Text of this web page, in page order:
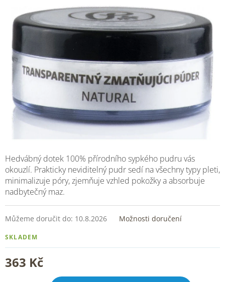
363 Kč
SKLADEM
Můžeme doručit do: 10.8.2026 Možnosti doručení
Hedvábný dotek 100% přírodního sypkého pudru vás
okouzlí. Prakticky neviditelný pudr sedí na všechny typy pleti,
minimalizuje póry, zjemňuje vzhled pokožky a absorbuje
nadbytečný maz.